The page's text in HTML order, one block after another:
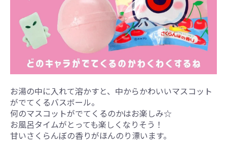
お湯の中に入れて溶かすと、中からかわいいマスコット
がでてくるバスボール。
何のマスコットがでてくるのかはお楽しみ☆
お風呂タイムがとっても楽しくなりそう！
甘いさくらんぼの香りがほんのり漂います。